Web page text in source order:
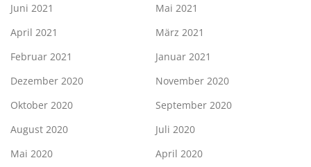
Juni 2021
Mai 2021
April 2021
März 2021
Februar 2021
Januar 2021
Dezember 2020
November 2020
Oktober 2020
September 2020
August 2020
Juli 2020
Mai 2020
April 2020